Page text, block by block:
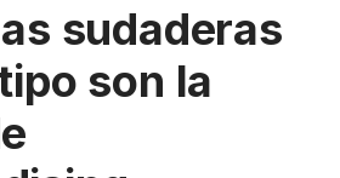
sudaderas
son la